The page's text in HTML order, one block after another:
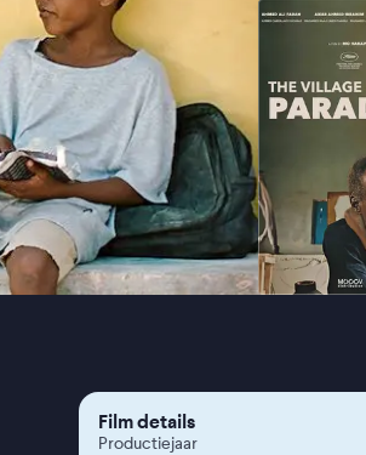
Film details
Productiejaar